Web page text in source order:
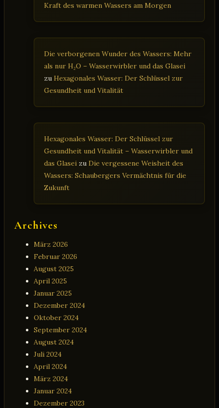
Kraft des warmen Wassers am Morgen
Die verborgenen Wunder des Wassers: Mehr
als nur H₂O – Wasserwirbler und das Glasei
zu Hexagonales Wasser: Der Schlüssel zur
Gesundheit und Vitalität
Hexagonales Wasser: Der Schlüssel zur
Gesundheit und Vitalität – Wasserwirbler und
das Glasei zu Die vergessene Weisheit des
Wassers: Schaubergers Vermächtnis für die
Zukunft
Archives
März 2026
Februar 2026
August 2025
April 2025
Januar 2025
Dezember 2024
Oktober 2024
September 2024
August 2024
Juli 2024
April 2024
März 2024
Januar 2024
Dezember 2023